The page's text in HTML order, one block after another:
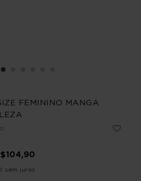
FEMININO MANGA
104,90
sem juros